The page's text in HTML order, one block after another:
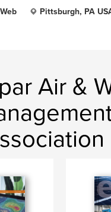
Pittsburgh, PA
Air &